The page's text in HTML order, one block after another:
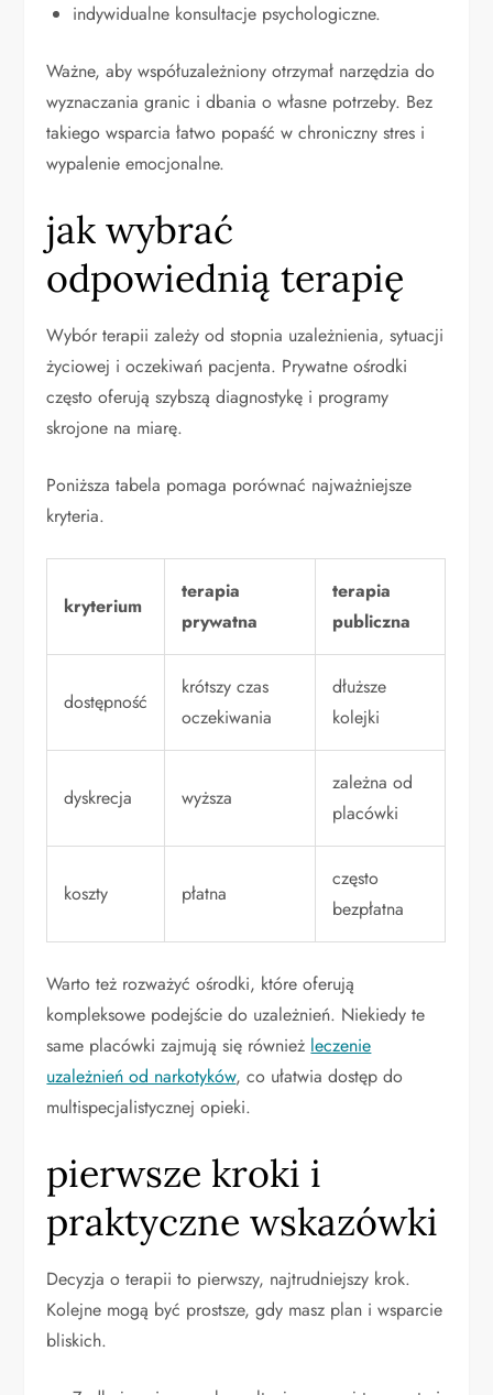
indywidualne konsultacje psychologiczne.
Ważne, aby współuzależniony otrzymał narzędzia do
wyznaczania granic i dbania o własne potrzeby. Bez
takiego wsparcia łatwo popaść w chroniczny stres i
wypalenie emocjonalne.
jak wybrać
odpowiednią terapię
Wybór terapii zależy od stopnia uzależnienia, sytuacji
życiowej i oczekiwań pacjenta. Prywatne ośrodki
często oferują szybszą diagnostykę i programy
skrojone na miarę.
Poniższa tabela pomaga porównać najważniejsze
kryteria.
kryterium
terapia
prywatna
terapia
publiczna
dostępność
krótszy czas
oczekiwania
dłuższe
kolejki
dyskrecja wyższa
zależna od
placówki
koszty płatna
często
bezpłatna
Warto też rozważyć ośrodki, które oferują
kompleksowe podejście do uzależnień. Niekiedy te
same placówki zajmują się również leczenie
uzależnień od narkotyków, co ułatwia dostęp do
multispecjalistycznej opieki.
pierwsze kroki i
praktyczne wskazówki
Decyzja o terapii to pierwszy, najtrudniejszy krok.
Kolejne mogą być prostsze, gdy masz plan i wsparcie
bliskich.